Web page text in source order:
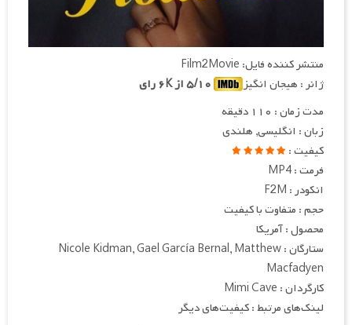
منتشر کننده فایل: Film2Movie
ژانر : هیجان انگیز
مدت زمان : ۱۱۰ دقیقه
زبان : انگلیسی, هلندی
کیفیت :
فرمت : MP4
انکودر : F2M
حجم : متفاوت با کیفیت
محصول : آمریکا
ستارگان : Nicole Kidman, Gael García Bernal, Matthew
Macfadyen
کارگردان : Mimi Cave
لینک‌های مرتبط : کیفیت‌های دیگر